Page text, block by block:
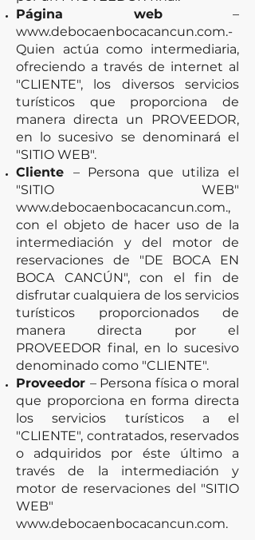
Página web –
www.debocaenbocacancun.com.-
Quien actúa como intermediaria,
ofreciendo a través de internet al
"CLIENTE", los diversos servicios
turísticos que proporciona de
manera directa un PROVEEDOR,
en lo sucesivo se denominará el
"SITIO WEB".
Cliente – Persona que utiliza el
"SITIO WEB"
www.debocaenbocacancun.com.,
con el objeto de hacer uso de la
intermediación y del motor de
reservaciones de "DE BOCA EN
BOCA CANCÚN", con el fin de
disfrutar cualquiera de los servicios
turísticos proporcionados de
manera directa por el
PROVEEDOR final, en lo sucesivo
denominado como "CLIENTE".
Proveedor – Persona física o moral
que proporciona en forma directa
los servicios turísticos a el
"CLIENTE", contratados, reservados
o adquiridos por éste último a
través de la intermediación y
motor de reservaciones del "SITIO
WEB"
www.debocaenbocacancun.com.